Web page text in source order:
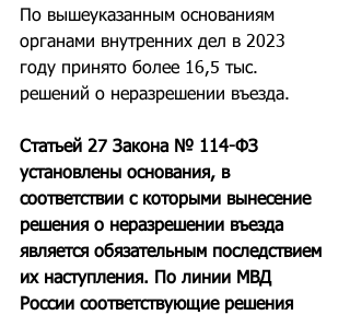
По вышеуказанным основаниям
органами внутренних дел в 2023
году принято более 16,5 тыс.
решений о неразрешении въезда.
Статьей 27 Закона № 114-ФЗ
установлены основания, в
соответствии с которыми вынесение
решения о неразрешении въезда
является обязательным последствием
их наступления. По линии МВД
России соответствующие решения